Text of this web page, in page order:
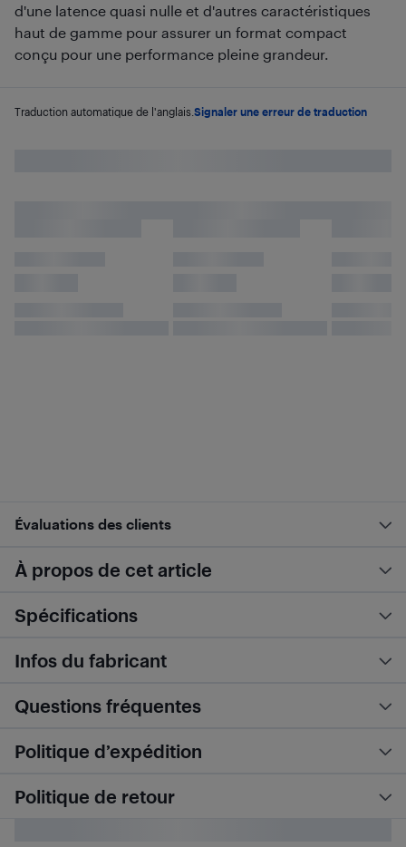
d'une latence quasi nulle et d'autres caractéristiques
haut de gamme pour assurer un format compact
conçu pour une performance pleine grandeur.
Traduction automatique de l'anglais. Signaler une erreur de traduction
Évaluations des clients
À propos de cet article
Spécifications
Infos du fabricant
Questions fréquentes
Politique d’expédition
Politique de retour